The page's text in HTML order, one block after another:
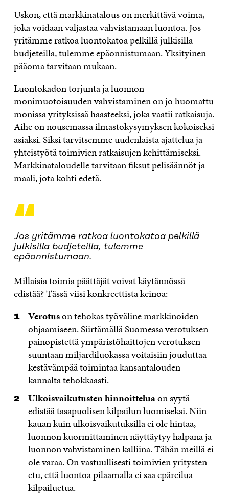
Uskon, että markkinatalous on merkittävä voima,
joka voidaan valjastaa vahvistamaan luontoa. Jos
yritämme ratkoa luontokatoa pelkillä julkisilla
budjeteilla, tulemme epäonnistumaan. Yksityinen
pääoma tarvitaan mukaan.
Luontokadon torjunta ja luonnon
monimuotoisuuden vahvistaminen on jo huomattu
monissa yrityksissä haasteeksi, joka vaatii ratkaisuja.
Aihe on nousemassa ilmastokysymyksen kokoiseksi
asiaksi. Siksi tarvitsemme uudenlaista ajattelua ja
yhteistyötä toimivien ratkaisujen kehittämiseksi.
Markkinataloudelle tarvitaan fiksut pelisäännöt ja
maali, jota kohti edetä.
“
Jos yritämme ratkoa luontokatoa pelkillä
julkisilla budjeteilla, tulemme
epäonnistumaan.
Millaisia toimia päättäjät voivat käytännössä
edistää? Tässä viisi konkreettista keinoa:
Verotuson tehokas työväline markkinoiden
ohjaamiseen. Siirtämällä Suomessa verotuksen
painopistettä ympäristöhaittojen verotuksen
suuntaan miljardiluokassa voitaisiin jouduttaa
kestävämpää toimintaa kansantalouden
kannalta tehokkaasti.
Ulkoisvaikutusten hinnoitteluaon syytä
edistää tasapuolisen kilpailun luomiseksi. Niin
kauan kuin ulkoisvaikutuksilla ei ole hintaa,
luonnon kuormittaminen näyttäytyy halpana ja
luonnon vahvistaminen kalliina. Tähän meillä ei
ole varaa. On vastuullisesti toimivien yritysten
etu, että luontoa pilaamalla ei saa epäreilua
kilpailuetua.